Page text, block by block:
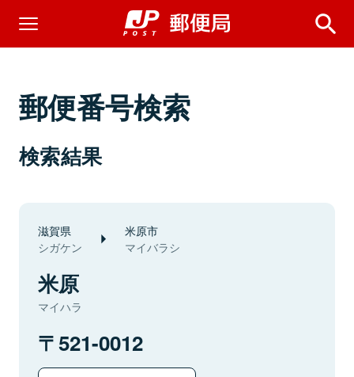
郵便番号検索
検索結果
滋賀県
シガケン
米原市
マイバラシ
米原
マイハラ
521-0012